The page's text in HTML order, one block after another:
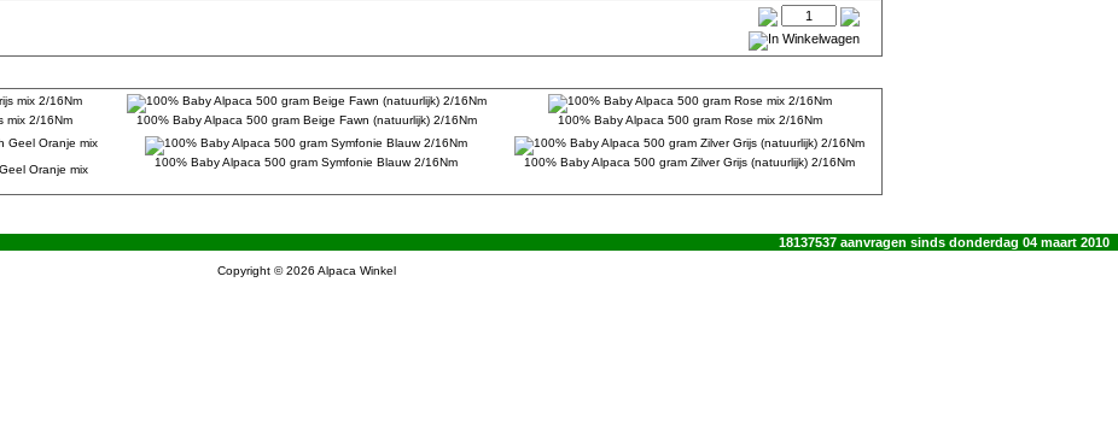
mix 2/16Nm 100% Baby Alpaca 500 gram Beige Fawn (natuurlijk) 2/16Nm 100% Baby Alpaca 500 gram Rose mix 2/16Nm
Oranje mix
100% Baby Alpaca 500 gram Symfonie Blauw 2/16Nm 100% Baby Alpaca 500 gram Zilver Grijs (natuurlijk) 2/16Nm
18137537 aanvragen sinds donderdag 04 maart 2010
Copyright © 2026 Alpaca Winkel